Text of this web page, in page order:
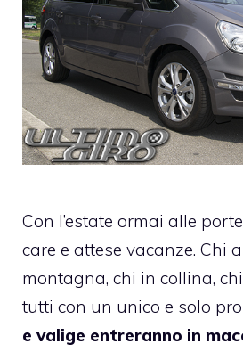
Con l’estate ormai alle
care e attese vacanze. Chi
montagna, chi in collina,
tutti con un unico e solo
e valige entreranno in